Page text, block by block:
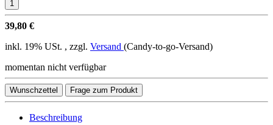
39,80 €
inkl. 19% USt. , zzgl. Versand (Candy-to-go-Versand)
momentan nicht verfügbar
Wunschzettel Frage zum Produkt
Beschreibung